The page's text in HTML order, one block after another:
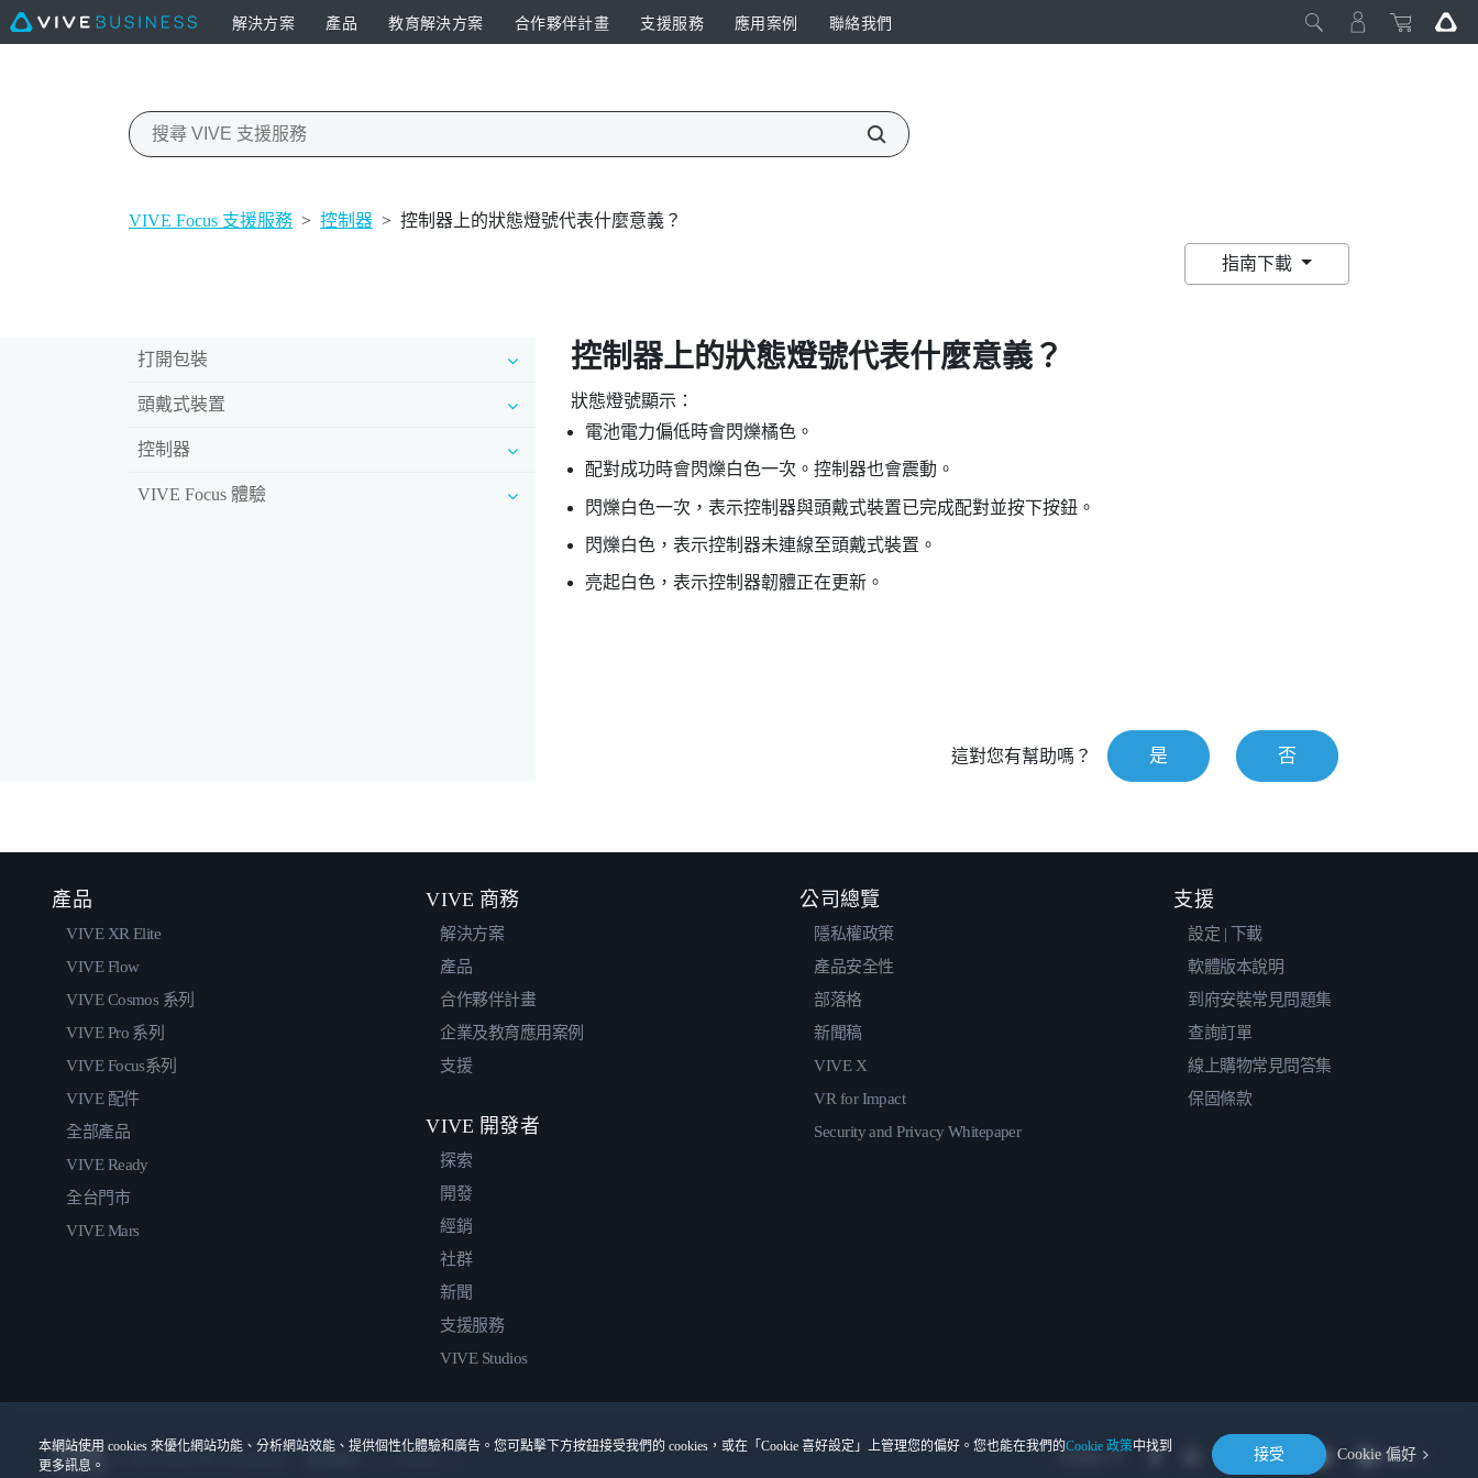
解決方案 產品 教育解決方案 合作夥伴計畫 支援服務 應用案例 聯絡我們
VIVE Focus 支援服務 > 控制器 > 控制器上的狀態燈號代表什麼意義？
指南下載
打開包裝
頭戴式裝置
控制器
VIVE Focus 體驗
控制器上的狀態燈號代表什麼意義？
狀態燈號顯示：
電池電力偏低時會閃爍橘色。
配對成功時會閃爍白色一次。控制器也會震動。
閃爍白色一次，表示控制器與頭戴式裝置已完成配對並按下按鈕。
閃爍白色，表示控制器未連線至頭戴式裝置。
亮起白色，表示控制器韌體正在更新。
這對您有幫助嗎？ 是 否
本網站使用 cookies 來優化網站功能、分析網站效能、提供個性化體驗和廣告。您可點擊下方按鈕接受我們的 cookies，或在「Cookie 喜好設定」上管理您的偏好。您也能在我們的Cookie 政策中找到
更多訊息。
接受 Cookie 偏好
產品
VIVE XR Elite
VIVE Flow
VIVE Cosmos 系列
VIVE Pro 系列
VIVE Focus系列
VIVE 配件
全部產品
VIVE Ready
全台門市
VIVE Mars
VIVE 商務
解決方案
產品
合作夥伴計畫
企業及教育應用案例
支援
VIVE 開發者
探索
開發
經銷
社群
新聞
支援服務
VIVE Studios
公司總覽
隱私權政策
產品安全性
部落格
新聞稿
VIVE X
VR for Impact
Security and Privacy Whitepaper
支援
設定 | 下載
軟體版本說明
到府安裝常見問題集
查詢訂單
線上購物常見問答集
保固條款